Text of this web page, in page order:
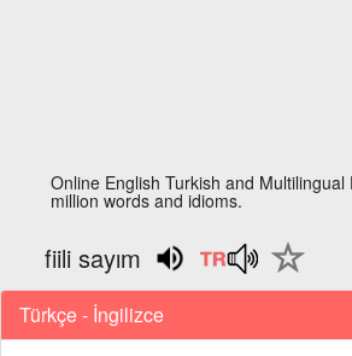
Online English Turkish and Multilingual
million words and idioms.
fiili sayım
Türkçe - İngilizce